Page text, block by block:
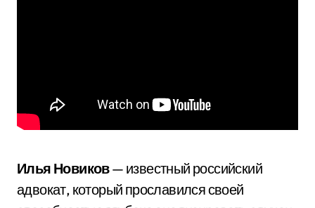
Илья Новиков— известный российский
адвокат, который прославился своей